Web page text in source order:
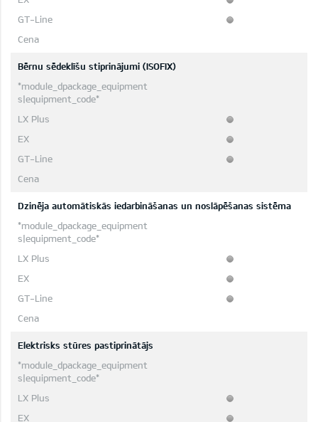
Bērnu sēdeklīšu stiprinājumi (ISOFIX)
Dzinēja automātiskās iedarbināšanas un noslāpēšanas sistēma
Elektrisks stūres pastiprinātājs